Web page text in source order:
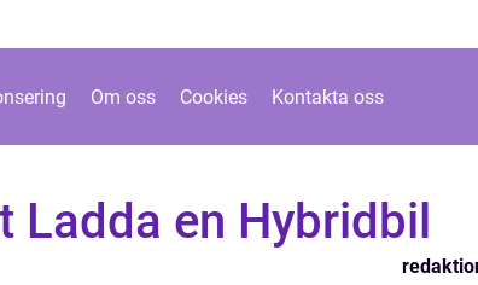
Om oss Cookies Kontakta oss
Ladda en Hybridbil